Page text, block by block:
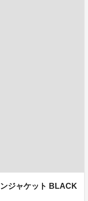
ジャケット BLACK